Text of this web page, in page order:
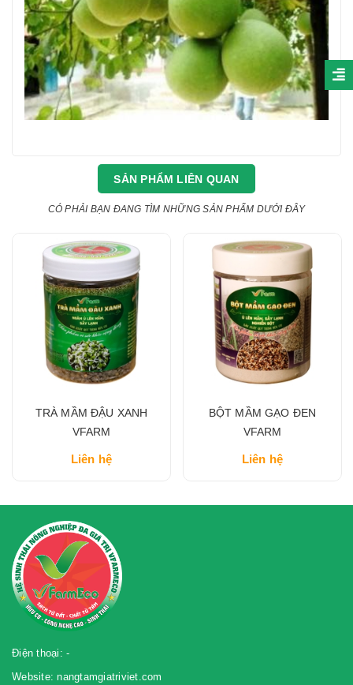
SẢN PHẨM LIÊN QUAN
CÓ PHẢI BẠN ĐANG TÌM NHỮNG SẢN PHẨM DƯỚI ĐÂY
TRÀ MẦM ĐẬU XANH
VFARM
Liên hệ
BỘT MẦM GẠO ĐEN
VFARM
Liên hệ
Điện thoại: -
Website: nangtamgiatriviet.com